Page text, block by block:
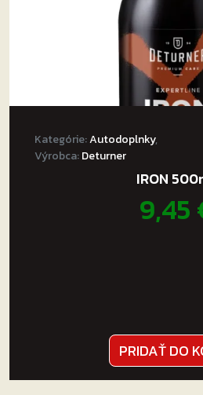
Kategórie:Autodoplnky,
Výrobca:Deturner
IRON
9,45
PRIDAŤ DO